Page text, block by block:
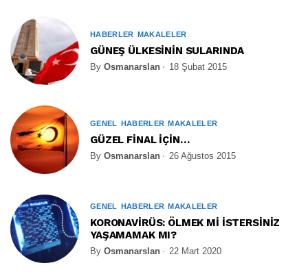
HABERLER MAKALELER
GÜNEŞ ÜLKESİNİN SULARINDA
By Osmanarslan 18 Şubat 2015
GENEL HABERLER MAKALELER
GÜZEL FİNAL İÇİN…
By Osmanarslan 26 Ağustos 2015
GENEL HABERLER MAKALELER
KORONAVİRÜS: ÖLMEK Mİ İSTERSİNİZ
YAŞAMAMAK MI?
By Osmanarslan 22 Mart 2020